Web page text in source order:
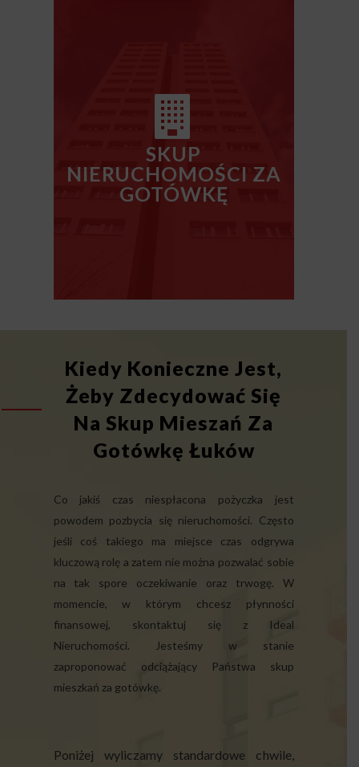
SKUP
NIERUCHOMOŚCI ZA
GOTÓWKĘ
Kiedy Konieczne Jest,
Żeby Zdecydować Się
Na Skup Mieszań Za
Gotówkę Łuków
Co jakiś czas niespłacona pożyczka jest
powodem pozbycia się nieruchomości. Często
jeśli coś takiego ma miejsce czas odgrywa
kluczową rolę a zatem nie można pozwalać sobie
na tak spore oczekiwanie oraz trwogę. W
momencie, w którym chcesz płynności
finansowej, skontaktuj się z Ideal
Nieruchomości. Jesteśmy w stanie
zaproponować odciążający Państwa skup
mieszkań za gotówkę.
Poniżej wyliczamy standardowe chwile,